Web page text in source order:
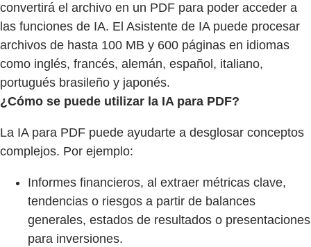
convertirá el archivo en un PDF para poder acceder a
las funciones de IA. El Asistente de IA puede procesar
archivos de hasta 100 MB y 600 páginas en idiomas
como inglés, francés, alemán, español, italiano,
portugués brasileño y japonés.
¿Cómo se puede utilizar la IA para PDF?
La IA para PDF puede ayudarte a desglosar conceptos
complejos. Por ejemplo:
Informes financieros, al extraer métricas clave,
tendencias o riesgos a partir de balances
generales, estados de resultados o presentaciones
para inversiones.